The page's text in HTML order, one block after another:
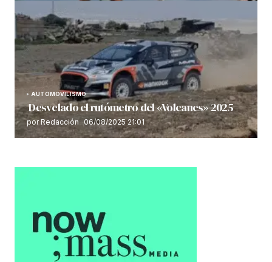
AUTOMOVILISMO
Desvelado el rutómetro del «Volcanes» 2025
por Redacción 06/08/2025 21:01